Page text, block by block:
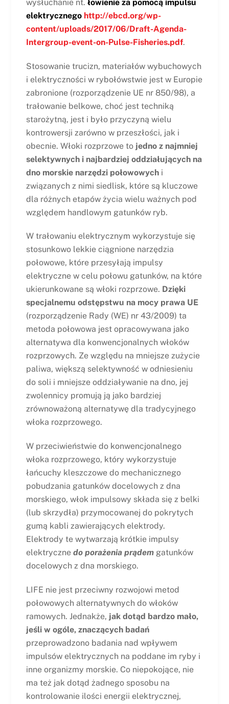
wysłuchanie nt. łowienie za pomocą impulsu
elektrycznego http://ebcd.org/wp-
content/uploads/2017/06/Draft-Agenda-
Intergroup-event-on-Pulse-Fisheries.pdf.
Stosowanie trucizn, materiałów wybuchowych
i elektryczności w rybołówstwie jest w Europie
zabronione (rozporządzenie UE nr 850/98), a
trałowanie belkowe, choć jest techniką
starożytną, jest i było przyczyną wielu
kontrowersji zarówno w przeszłości, jak i
obecnie. Włoki rozprzowe to jedno z najmniej
selektywnych i najbardziej oddziałujących na
dno morskie narzędzi połowowychi
związanych z nimi siedlisk, które są kluczowe
dla różnych etapów życia wielu ważnych pod
względem handlowym gatunków ryb.
W trałowaniu elektrycznym wykorzystuje się
stosunkowo lekkie ciągnione narzędzia
połowowe, które przesyłają impulsy
elektryczne w celu połowu gatunków, na które
ukierunkowane są włoki rozprzowe. Dzięki
specjalnemu odstępstwu na mocy prawa UE
(rozporządzenie Rady (WE) nr 43/2009) ta
metoda połowowa jest opracowywana jako
alternatywa dla konwencjonalnych włoków
rozprzowych. Ze względu na mniejsze zużycie
paliwa, większą selektywność w odniesieniu
do soli i mniejsze oddziaływanie na dno, jej
zwolennicy promują ją jako bardziej
zrównoważoną alternatywę dla tradycyjnego
włoka rozprzowego.
W przeciwieństwie do konwencjonalnego
włoka rozprzowego, który wykorzystuje
łańcuchy kleszczowe do mechanicznego
pobudzania gatunków docelowych z dna
morskiego, włok impulsowy składa się z belki
(lub skrzydła) przymocowanej do pokrytych
gumą kabli zawierających elektrody.
Elektrody te wytwarzają krótkie impulsy
elektryczne do porażenia prądemgatunków
docelowych z dna morskiego.
LIFE nie jest przeciwny rozwojowi metod
połowowych alternatywnych do włoków
ramowych. Jednakże, jak dotąd bardzo mało,
jeśli w ogóle, znaczących badań
przeprowadzono badania nad wpływem
impulsów elektrycznych na poddane im ryby i
inne organizmy morskie. Co niepokojące, nie
ma też jak dotąd żadnego sposobu na
kontrolowanie ilości energii elektrycznej,